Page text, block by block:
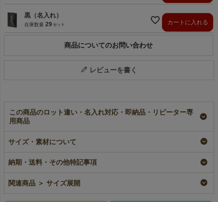
黒（名入れ）
在庫数量 29 カートに入れる
商品についてのお問い合わせ
レビューを書く
この商品のロット違い・名入れ対応・即納品・リピーター専
用商品
ラミ不織布バッグ マ
チ無《小判抜き》
¥ 7,150 税込 〜
【小ロット】ラミ不織
【名入れ対応】ラミ不
織布バッグ マチ無
¥7,590税込
サイズ・素材について
納期・送料・その他特記事項
関連商品 ＞ サイズ展開